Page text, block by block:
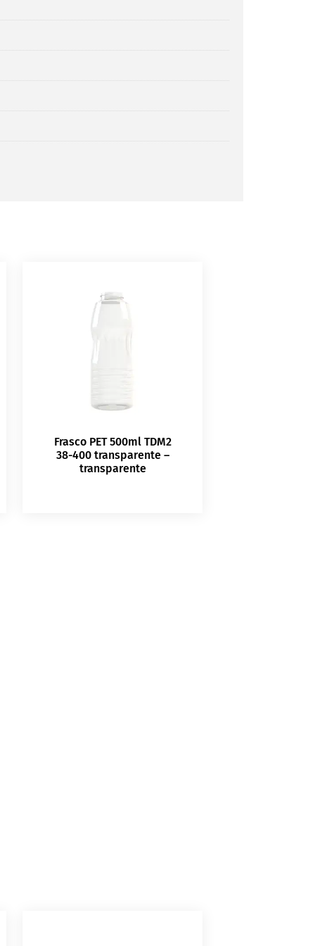
Frasco PET 500ml TDM2
38-400 transparente –
transparente